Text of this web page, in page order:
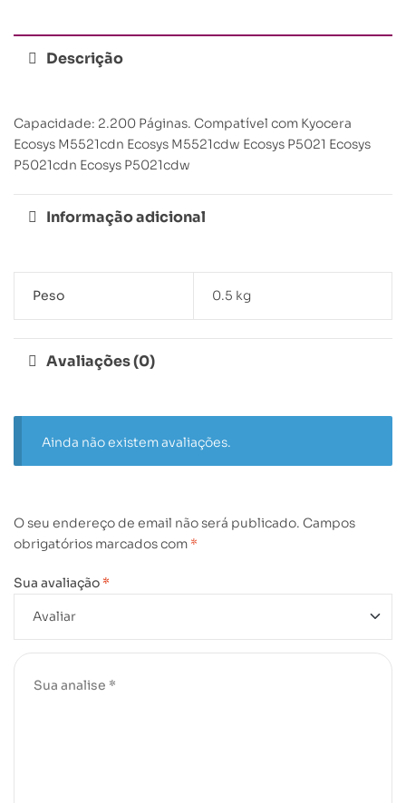
Descrição
Capacidade: 2.200 Páginas. Compatível com Kyocera
Ecosys M5521cdn Ecosys M5521cdw Ecosys P5021 Ecosys
P5021cdn Ecosys P5021cdw
Informação adicional
Peso 0.5 kg
Avaliações (0)
Ainda não existem avaliações.
O seu endereço de email não será publicado. Campos
obrigatórios marcados com *
Sua avaliação *